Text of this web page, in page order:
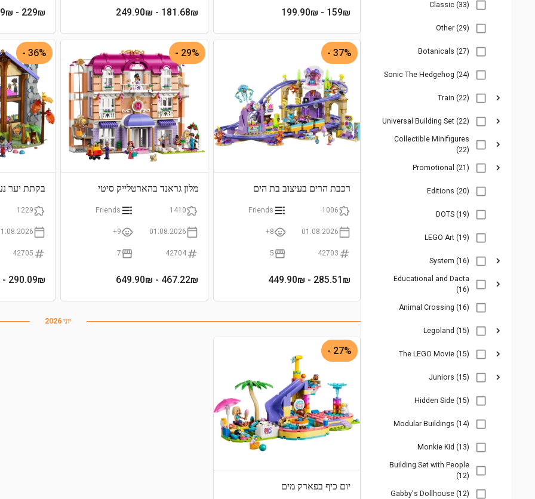
Classic (33)
Other (29)
Botanicals (27)
Sonic The Hedgehog (24)
Train (22)
Universal Building Set (22)
Collectible Minifigures
(22)
Promotional (21)
Editions (20)
DOTS (19)
LEGO Art (19)
System (16)
Educational and Dacta
(16)
Animal Crossing (16)
Legoland (15)
The LEGO Movie (15)
Juniors (15)
Hidden Side (15)
Modular Buildings (14)
Monkie Kid (13)
Building Set with People
(12)
Gabby's Dollhouse (12)
159₪
- 199.90₪
181.68₪
- 249.90₪
229₪
- 289₪
37% -
רכבת הרים בעיצוב בת הים
1006
Friends
01.08.2026
8+
42703
5
285.51 ₪
- 449.90₪
29% -
מלון גראנד בהארטלייק סיטי
1410
Friends
01.08.2026
9+
42704
7
467.22₪
- 649.90₪
36% -
בקתת יער
1229
42705
290.09₪
- 449.90₪
יוני 2026
27% -
יום כיף בפארק מים